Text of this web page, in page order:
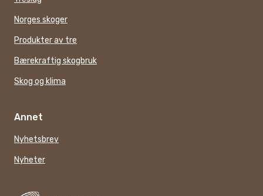
Norges skoger
Produkter av tre
Bærekraftig skogbruk
Skog og klima
Annet
Nyhetsbrev
Nyheter